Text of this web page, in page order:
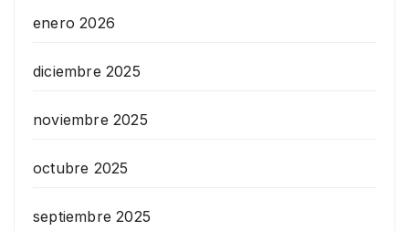
enero 2026
diciembre 2025
noviembre 2025
octubre 2025
septiembre 2025